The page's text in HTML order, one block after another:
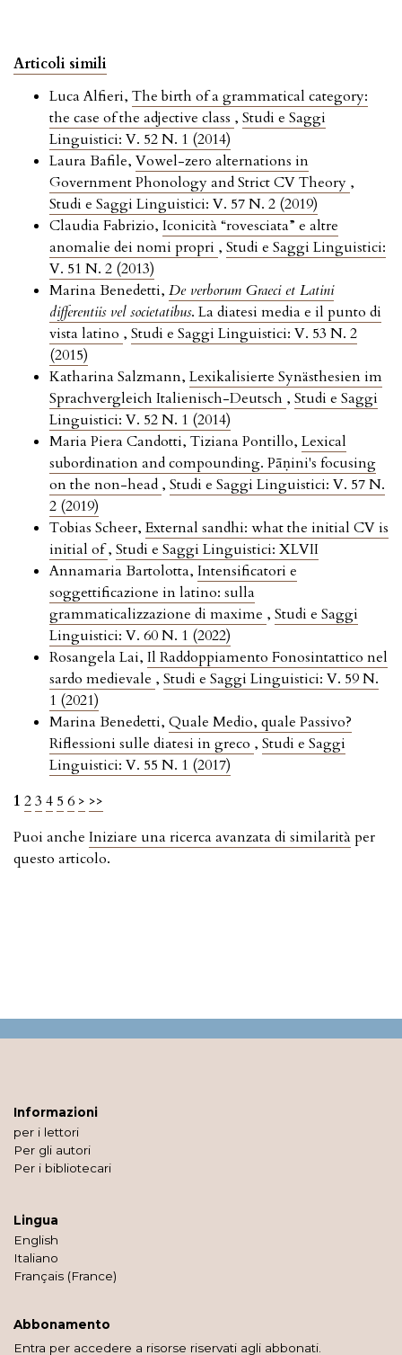
Articoli simili
Luca Alfieri, The birth of a grammatical category:
the case of the adjective class , Studi e Saggi
Linguistici: V. 52 N. 1 (2014)
Laura Bafile, Vowel-zero alternations in
Government Phonology and Strict CV Theory ,
Studi e Saggi Linguistici: V. 57 N. 2 (2019)
Claudia Fabrizio, Iconicità “rovesciata” e altre
anomalie dei nomi propri , Studi e Saggi Linguistici:
V. 51 N. 2 (2013)
Marina Benedetti, De verborum Graeci et Latini
differentiis vel societatibus. La diatesi media e il punto di
vista latino , Studi e Saggi Linguistici: V. 53 N. 2
(2015)
Katharina Salzmann, Lexikalisierte Synästhesien im
Sprachvergleich Italienisch-Deutsch , Studi e Saggi
Linguistici: V. 52 N. 1 (2014)
Maria Piera Candotti, Tiziana Pontillo, Lexical
subordination and compounding. Pāṇini's focusing
on the non-head , Studi e Saggi Linguistici: V. 57 N.
2 (2019)
Tobias Scheer,External sandhi: what the initial CV is
initial of, Studi e Saggi Linguistici: XLVII
Annamaria Bartolotta, Intensificatori e
soggettificazione in latino: sulla
grammaticalizzazione di maxime , Studi e Saggi
Linguistici: V. 60 N. 1 (2022)
Rosangela Lai, Il Raddoppiamento Fonosintattico nel
sardo medievale , Studi e Saggi Linguistici: V. 59 N.
1 (2021)
Marina Benedetti, Quale Medio, quale Passivo?
Riflessioni sulle diatesi in greco , Studi e Saggi
Linguistici: V. 55 N. 1 (2017)
1 23 4 5 6 > >>
Puoi anche Iniziare una ricerca avanzata di similarità per
questo articolo.
Informazioni
per i lettori
Per gli autori
Per i bibliotecari
Lingua
English
Italiano
Français (France)
Abbonamento
Entra per accedere a risorse riservati agli abbonati.